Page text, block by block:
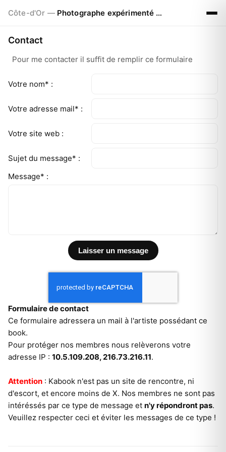
Côte-d'Or — Photographe expérimenté de 42ans
Contact
Pour me contacter il suffit de remplir ce formulaire
Votre nom* :
Votre adresse mail* :
Votre site web :
Sujet du message* :
Message* :
Formulaire de contact
Ce formulaire adressera un mail à l'artiste possédant ce
book.
Pour protéger nos membres nous relèverons votre
adresse IP : 10.5.109.208, 216.73.216.11.
Attention : Kabook n'est pas un site de rencontre, ni
d'escort, et encore moins de X. Nos membres ne sont pas
intéréssés par ce type de message et n'y répondront pas.
Veuillez respecter ceci et éviter les messages de ce type !